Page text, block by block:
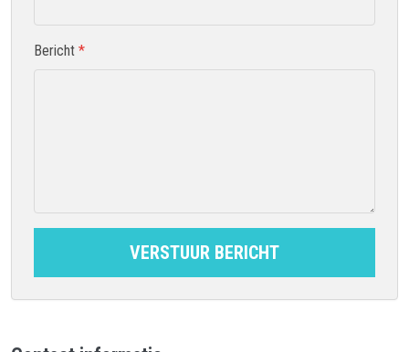
Bericht *
VERSTUUR BERICHT